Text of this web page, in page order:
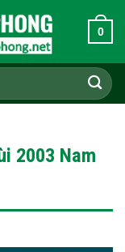
0
2003 Nam